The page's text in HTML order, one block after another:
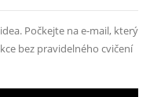
Počkejte na e-mail, který
bez pravidelného cvičení